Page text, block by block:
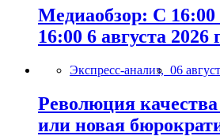
Медиаобзор: С 16:00
16:00 6 августа 2026
Экспресс-анализ, 06
Революция
или новая